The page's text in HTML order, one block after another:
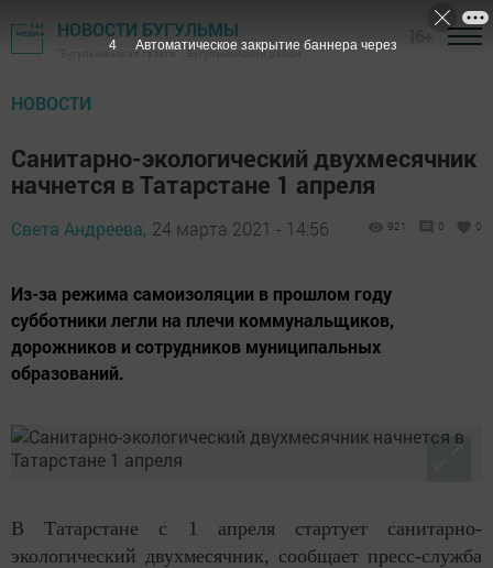
НОВОСТИ БУГУЛЬМЫ
"Бугульминская газета" - Бугульминский район
НОВОСТИ
Санитарно-экологический двухмесячник
начнется в Татарстане 1 апреля
Света Андреева, 24 марта 2021 - 14:56 921 0 0
Из-за режима самоизоляции в прошлом году
субботники легли на плечи коммунальщиков,
дорожников и сотрудников муниципальных
образований.
В Татарстане с 1 апреля стартует санитарно-
экологический двухмесячник, сообщает пресс-служба
3 Автоматическое закрытие баннера через